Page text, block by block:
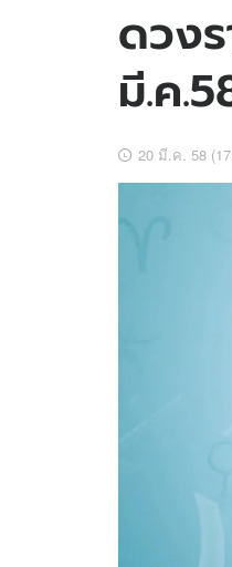
ข่าวบันเทิง
ข่าวกีฬา
ข่าวเศรษ
อัปเดตจีน
เช็กข่าวชัว
ดวง
มี.ค
20 มี.ค. 58